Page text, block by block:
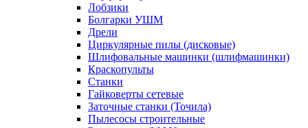
Лобзики
Болгарки УШМ
Дрели
Циркулярные пилы (дисковые)
Шлифовальные машинки (шлифмашинки)
Краскопульты
Станки
Гайковерты сетевые
Заточные станки (Точила)
Пылесосы строительные